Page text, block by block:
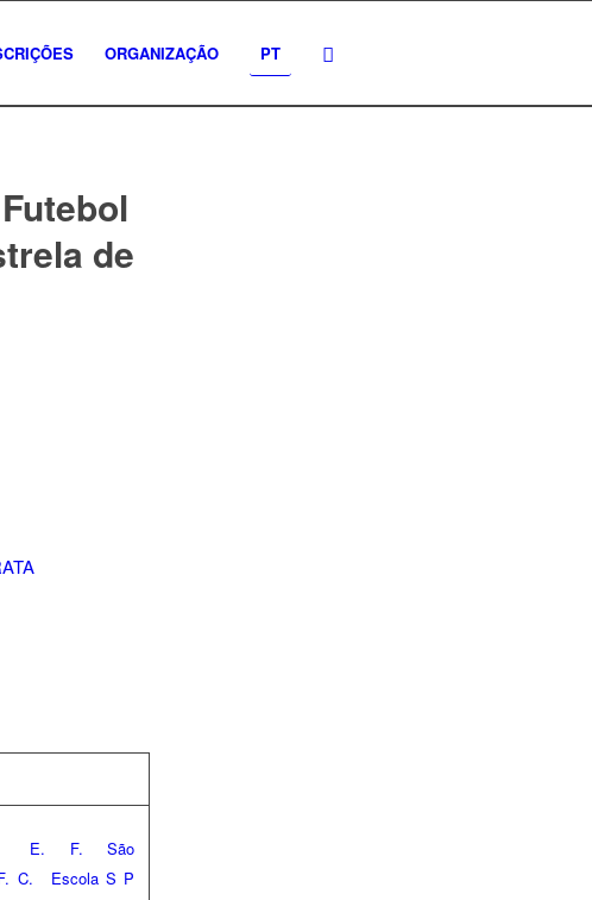
ORGANIZAÇÃO PT
de
E. F. São
C.
Escola S P